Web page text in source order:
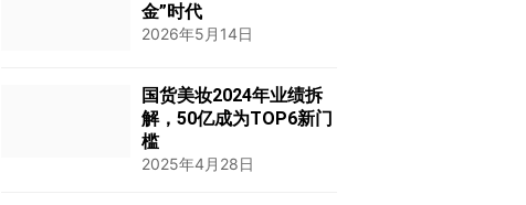
金”时代
2026年5月14日
国货美妆2024年业绩拆
解，50亿成为TOP6新门
槛
2025年4月28日